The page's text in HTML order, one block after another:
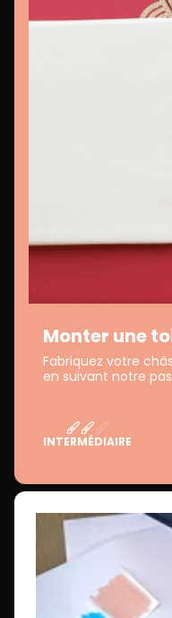
Monter une
Fabriquez votre
en suivant notre
INTERMÉDIAIRE